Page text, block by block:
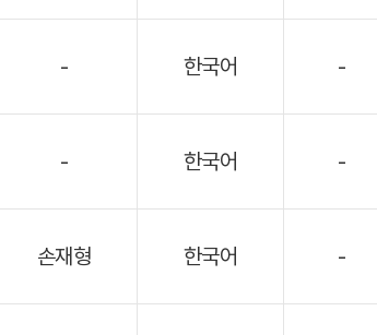
- 한국어 -
- 한국어 -
손재형 한국어 -